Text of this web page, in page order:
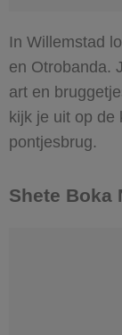
In Willemstad
en Otrobanda.
art en
kijk je uit op de
pontjesbrug.
Shete Boka